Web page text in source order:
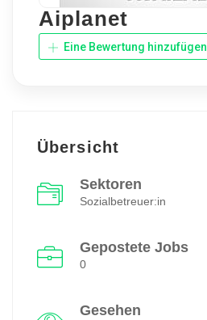
Aiplanet
Eine Bewertung hinzufügen
Übersicht
Sektoren
Sozialbetreuer:in
Gepostete Jobs
0
Gesehen